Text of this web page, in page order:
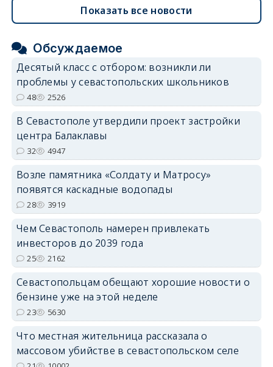
Показать все новости
Обсуждаемое
Десятый класс с отбором: возникли ли
проблемы у севастопольских школьников
48 2526
В Севастополе утвердили проект застройки
центра Балаклавы
32 4947
Возле памятника «Солдату и Матросу»
появятся каскадные водопады
28 3919
Чем Севастополь намерен привлекать
инвесторов до 2039 года
25 2162
Севастопольцам обещают хорошие новости о
бензине уже на этой неделе
23 5630
Что местная жительница рассказала о
массовом убийстве в севастопольском селе